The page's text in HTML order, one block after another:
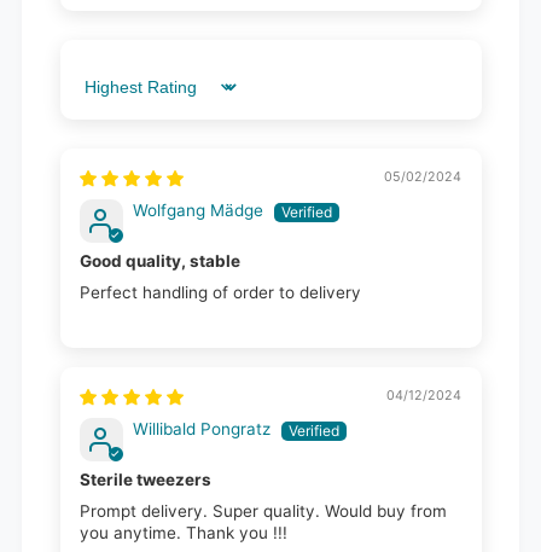
Sort by
05/02/2024
Wolfgang Mädge
Good quality, stable
Perfect handling of order to delivery
04/12/2024
Willibald Pongratz
Sterile tweezers
Prompt delivery. Super quality. Would buy from
you anytime. Thank you !!!